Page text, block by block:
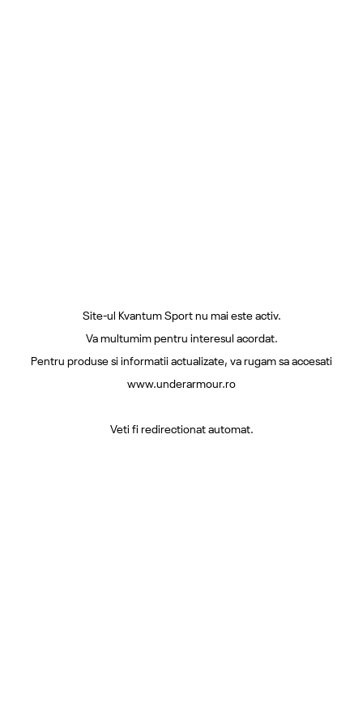
Site-ul Kvantum Sport nu mai este activ.
Va multumim pentru interesul acordat.
Pentru produse si informatii actualizate, va rugam sa accesati
www.underarmour.ro
Veti fi redirectionat automat.